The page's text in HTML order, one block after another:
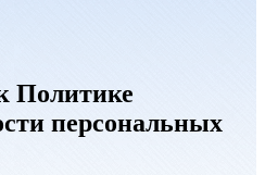
Политике
персональных